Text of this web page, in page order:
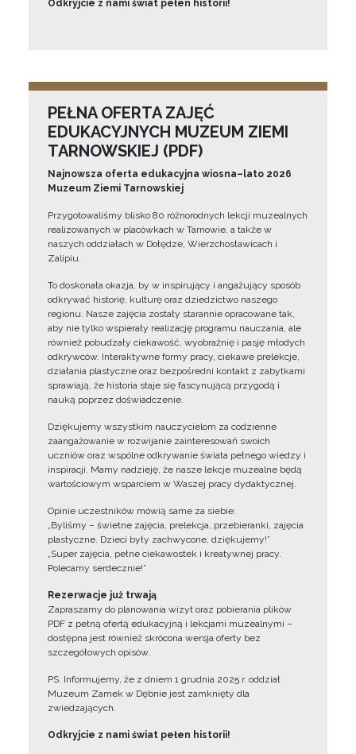
Odkryjcie z nami świat pełen historii!
PEŁNA OFERTA ZAJĘĆ
EDUKACYJNYCH MUZEUM ZIEMI
TARNOWSKIEJ (PDF)
Najnowsza oferta edukacyjna wiosna–lato 2026
Muzeum Ziemi Tarnowskiej
Przygotowaliśmy blisko 80 różnorodnych lekcji muzealnych
realizowanych w placówkach w Tarnowie, a także w
naszych oddziałach w Dołędze, Wierzchosławicach i
Zalipiu.
To doskonała okazja, by w inspirujący i angażujący sposób
odkrywać historię, kulturę oraz dziedzictwo naszego
regionu. Nasze zajęcia zostały starannie opracowane tak,
aby nie tylko wspierały realizację programu nauczania, ale
również pobudzały ciekawość, wyobraźnię i pasję młodych
odkrywców. Interaktywne formy pracy, ciekawe prelekcje,
działania plastyczne oraz bezpośredni kontakt z zabytkami
sprawiają, że historia staje się fascynującą przygodą i
nauką poprzez doświadczenie.
Dziękujemy wszystkim nauczycielom za codzienne
zaangażowanie w rozwijanie zainteresowań swoich
uczniów oraz wspólne odkrywanie świata pełnego wiedzy i
inspiracji. Mamy nadzieję, że nasze lekcje muzealne będą
wartościowym wsparciem w Waszej pracy dydaktycznej.
Opinie uczestników mówią same za siebie:
„Byliśmy – świetne zajęcia, prelekcja, przebieranki, zajęcia
plastyczne. Dzieci były zachwycone, dziękujemy!”
„Super zajęcia, pełne ciekawostek i kreatywnej pracy.
Polecamy serdecznie!”
Rezerwacje już trwają
Zapraszamy do planowania wizyt oraz pobierania plików
PDF z pełną ofertą edukacyjną i lekcjami muzealnymi –
dostępna jest również skrócona wersja oferty bez
szczegółowych opisów.
PS. Informujemy, że z dniem 1 grudnia 2025 r. oddział
Muzeum Zamek w Dębnie jest zamknięty dla
zwiedzających.
Odkryjcie z nami świat pełen historii!